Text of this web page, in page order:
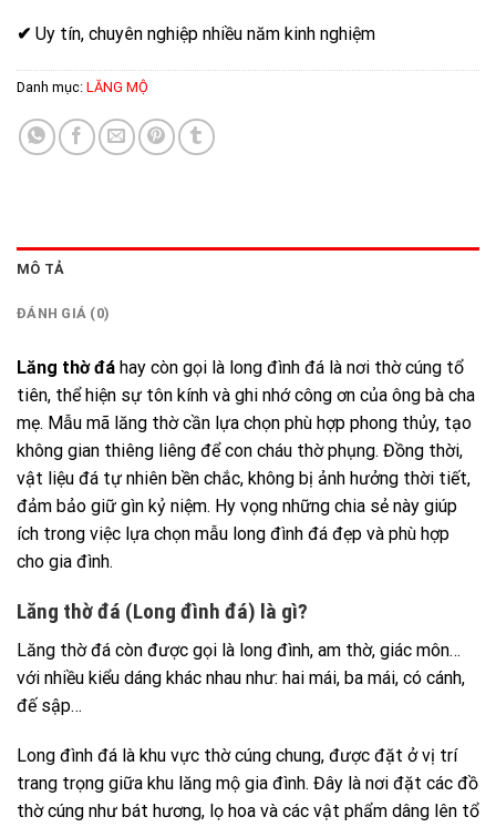
✔ Uy tín, chuyên nghiệp nhiều năm kinh nghiệm
Danh mục: LĂNG MỘ
MÔ TẢ
ĐÁNH GIÁ (0)
Lăng thờ đá hay còn gọi là long đình đá là nơi thờ cúng tổ
tiên, thể hiện sự tôn kính và ghi nhớ công ơn của ông bà cha
mẹ. Mẫu mã lăng thờ cần lựa chọn phù hợp phong thủy, tạo
không gian thiêng liêng để con cháu thờ phụng. Đồng thời,
vật liệu đá tự nhiên bền chắc, không bị ảnh hưởng thời tiết,
đảm bảo giữ gìn kỷ niệm. Hy vọng những chia sẻ này giúp
ích trong việc lựa chọn mẫu long đình đá đẹp và phù hợp
cho gia đình.
Lăng thờ đá (Long đình đá) là gì?
Lăng thờ đá còn được gọi là long đình, am thờ, giác môn…
với nhiều kiểu dáng khác nhau như: hai mái, ba mái, có cánh,
đế sập…
Long đình đá là khu vực thờ cúng chung, được đặt ở vị trí
trang trọng giữa khu lăng mộ gia đình. Đây là nơi đặt các đồ
thờ cúng như bát hương, lọ hoa và các vật phẩm dâng lên tổ